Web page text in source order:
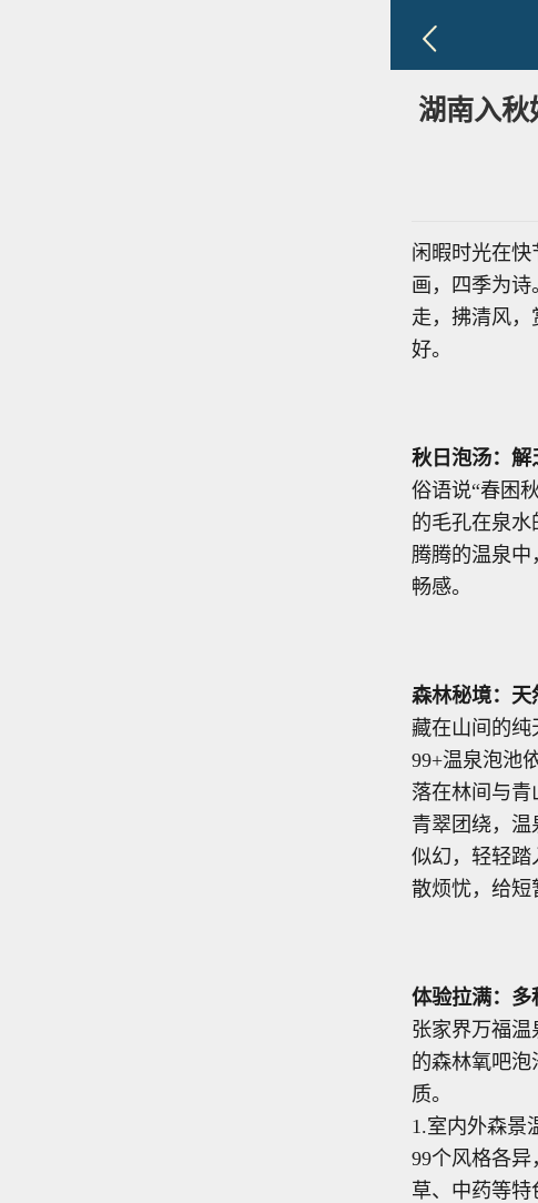
湖南入秋
闲暇时光在
画，四季为
走，拂清风
好。
秋日泡汤：解
俗语说“春困
的毛孔在泉
腾腾的温泉
畅感。
森林秘境：天
藏在山间的纯
99+温泉泡池
落在林间与青
青翠团绕，
似幻，轻轻踏
散烦忧，给短
体验拉满：多
张家界万福
的森林氧吧
质。
1.室内外森景
99个风格各
草、中药等特